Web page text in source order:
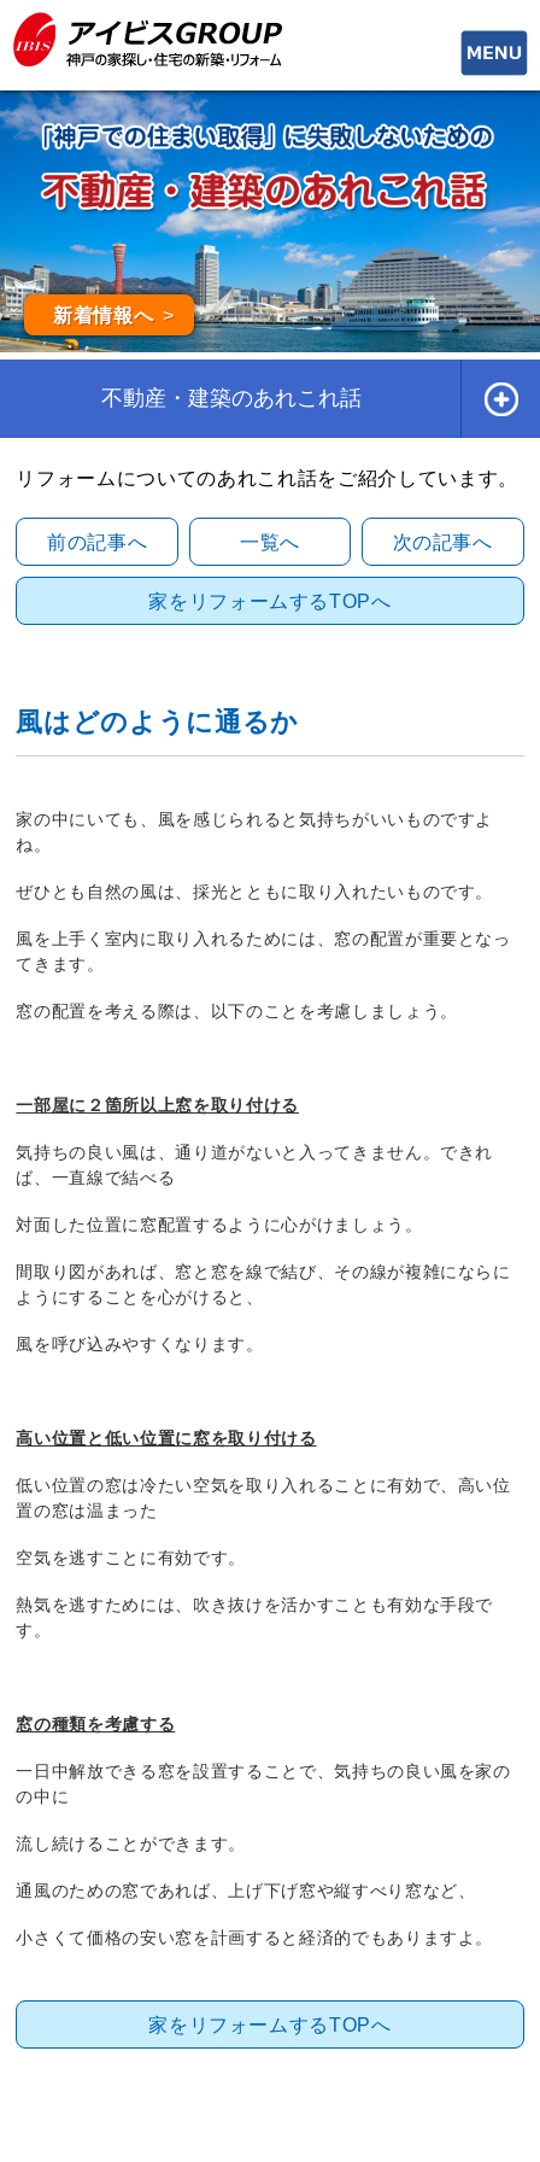
toggle
新着情報へ
不動産・建築のあれこれ話
リフォームについてのあれこれ話をご紹介しています。
前の記事へ 一覧へ 次の記事へ
家をリフォームするTOPへ
風はどのように通るか
家の中にいても、風を感じられると気持ちがいいものですよ
ね。
ぜひとも自然の風は、採光とともに取り入れたいものです。
風を上手く室内に取り入れるためには、窓の配置が重要となっ
てきます。
窓の配置を考える際は、以下のことを考慮しましょう。
一部屋に２箇所以上窓を取り付ける
気持ちの良い風は、通り道がないと入ってきません。できれ
ば、一直線で結べる
対面した位置に窓配置するように心がけましょう。
間取り図があれば、窓と窓を線で結び、その線が複雑にならに
ようにすることを心がけると、
風を呼び込みやすくなります。
高い位置と低い位置に窓を取り付ける
低い位置の窓は冷たい空気を取り入れることに有効で、高い位
置の窓は温まった
空気を逃すことに有効です。
熱気を逃すためには、吹き抜けを活かすことも有効な手段で
す。
窓の種類を考慮する
一日中解放できる窓を設置することで、気持ちの良い風を家の
の中に
流し続けることができます。
通風のための窓であれば、上げ下げ窓や縦すべり窓など、
小さくて価格の安い窓を計画すると経済的でもありますよ。
家をリフォームするTOPへ